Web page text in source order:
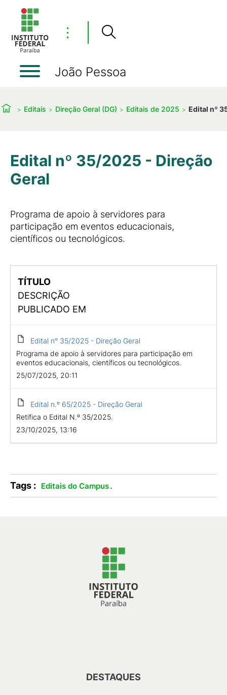
⋮
João Pessoa
Editais Direção Geral (DG) Editais de 2025 Edital nº
Edital nº 35/2025 - Direção
Geral
Programa de apoio à servidores para
participação em eventos educacionais,
científicos ou tecnológicos.
TÍTULO
DESCRIÇÃO
PUBLICADO EM
Edital n° 35/2025 - Direção Geral
Programa de apoio à servidores para participação em
eventos educacionais, científicos ou tecnológicos.
25/07/2025, 20:11
Edital n.º 65/2025 - Direção Geral
Retifica o Edital N.º 35/2025.
23/10/2025, 13:16
Tags : Editais do Campus.
DESTAQUES